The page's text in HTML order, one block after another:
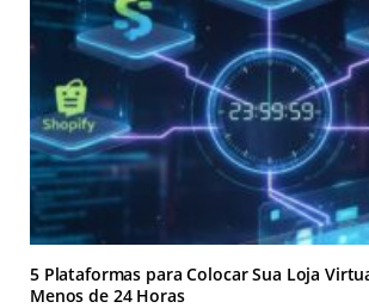
5 Plataformas para Colocar Sua Loja
Menos de 24 Horas